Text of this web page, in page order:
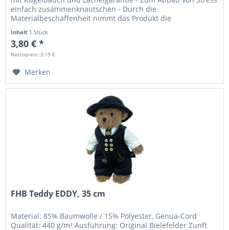
einfach zusammenknautschen - Durch die
Materialbeschaffenheit nimmt das Produkt die
Inhalt 1 Stück
3,80 € *
Nettopreis: 3,19 €
Merken
FHB Teddy EDDY, 35 cm
Material: 85% Baumwolle / 15% Polyester, Genua-Cord
Qualität: 440 g/m² Ausführung: Original Bielefelder Zunft